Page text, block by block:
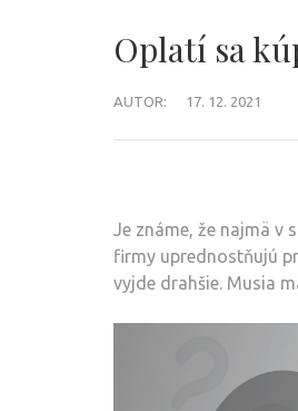
Oplatí sa
AUTOR: 17. 12. 2021
Je známe, že najmä v
firmy uprednostňujú
vyjde drahšie. Musia